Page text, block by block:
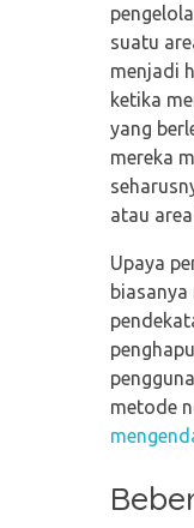
suatu
menjadi
ketika
yang
mereka
atau
Upaya
metode